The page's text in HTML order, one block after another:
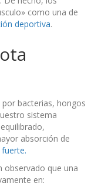
como una de
deportiva.
bacterias, hongos
sistema
absorción de
observado que una
en: